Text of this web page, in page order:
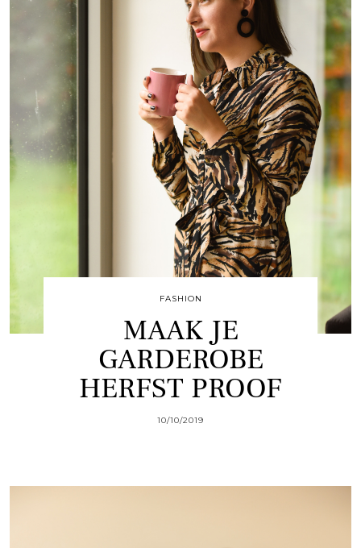
FASHION
MAAK JE
GARDEROBE
HERFST PROOF
10/10/2019